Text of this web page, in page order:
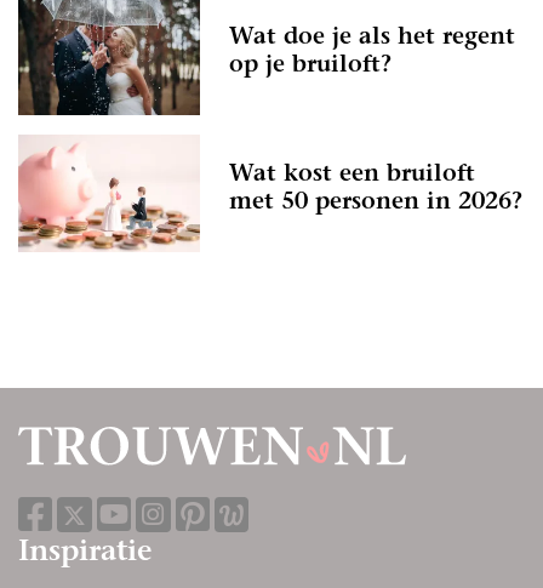
Wat doe je als het regent
op je bruiloft?
Wat kost een bruiloft
met 50 personen in 2026?
Inspiratie